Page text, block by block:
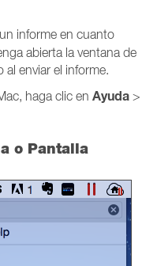
informe en cuanto
abierta la ventana de
al enviar el informe.
haga clic en Ayuda >
o Pantalla